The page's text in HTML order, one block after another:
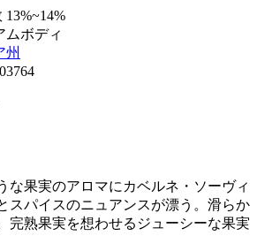
13%~14%
ムボディ
州
な果実のアロマにカベルネ・ソーヴィ
スパイスのニュアンスが漂う。滑らか
完熟果実を想わせるジューシーな果実